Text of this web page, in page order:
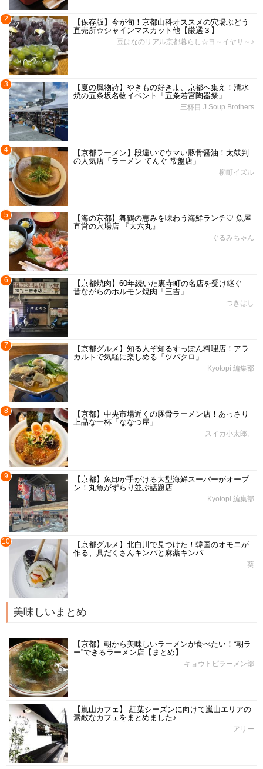
2
【保存版】今が旬！京都山科オススメの穴場ぶどう
直売所☆シャインマスカット他【厳選３】
豆はなのリアル京都暮らし☆ヨ～イヤサ～♪
3
【夏の風物詩】やきもの好きよ、京都へ集え！清水
焼の五条坂名物イベント「五条若宮陶器祭」
三杯目 J Soup Brothers
4
【京都ラーメン】段違いでウマい豚骨醤油！太鼓判
の人気店「ラーメン てんぐ 常盤店」
柳町イズル
5
【海の京都】舞鶴の恵みを味わう海鮮ランチ♡ 魚屋
直営の穴場店 『大六丸』
ぐるみちゃん
6
【京都焼肉】60年続いた裏寺町の名店を受け継ぐ
昔ながらのホルモン焼肉「三吉」
つきはし
7
【京都グルメ】知る人ぞ知るすっぽん料理店！アラ
カルトで気軽に楽しめる「ツバクロ」
Kyotopi 編集部
8
【京都】中央市場近くの豚骨ラーメン店！あっさり
上品な一杯「ななつ屋」
スイカ小太郎。
9
【京都】魚卸が手がける大型海鮮スーパーがオープ
ン！丸魚がずらり並ぶ話題店
Kyotopi 編集部
10
【京都グルメ】北白川で見つけた！韓国のオモニが
作る、具だくさんキンパと麻薬キンパ
葵
美味しいまとめ
【京都】朝から美味しいラーメンが食べたい！“朝ラ
ー”できるラーメン店【まとめ】
キョウトピラーメン部
【嵐山カフェ】 紅葉シーズンに向けて嵐山エリアの
素敵なカフェをまとめました♪
アリー